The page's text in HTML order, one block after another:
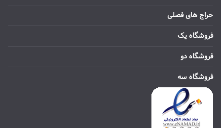
حراج های فصلی
فروشگاه یک
فروشگاه دو
فروشگاه سه